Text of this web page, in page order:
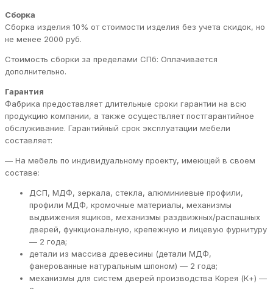
Сборка
Сборка изделия 10% от стоимости изделия без учета скидок, но
не менее 2000 руб.
Стоимость сборки за пределами СПб: Оплачивается
дополнительно.
Гарантия
Фабрика предоставляет длительные сроки гарантии на всю
продукцию компании, а также осуществляет постгарантийное
обслуживание. Гарантийный срок эксплуатации мебели
составляет:
— На мебель по индивидуальному проекту, имеющей в своем
составе:
ДСП, МДФ, зеркала, стекла, алюминиевые профили,
профили МДФ, кромочные материалы, механизмы
выдвижения ящиков, механизмы раздвижных/распашных
дверей, функциональную, крепежную и лицевую фурнитуру
— 2 года;
детали из массива древесины (детали МДФ,
фанерованные натуральным шпоном) — 2 года;
механизмы для систем дверей производства Корея (К+) —